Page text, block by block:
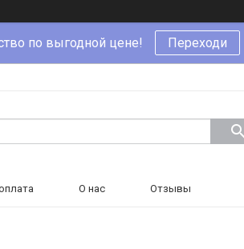
по выгодной цене! Переходи
О нас Отзывы